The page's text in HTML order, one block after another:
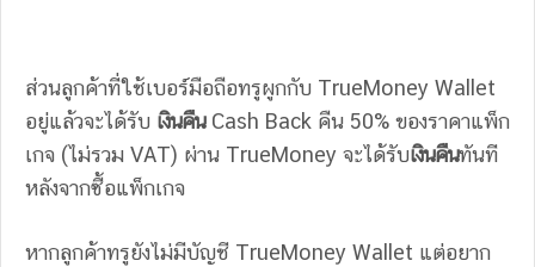
ส่วนลูกค้าที่ใช้เบอร์มือถือทรูผูกกับ TrueMoney Wallet
อยู่แล้วจะได้รับ เงินคืนCash Back คืน 50% ของราคาแพ็ก
เกจ (ไม่รวม VAT) ผ่าน TrueMoney จะได้รับเงินคืนทันที
หลังจากซื้อแพ็กเกจ
หากลูกค้าทรูยังไม่มีบัญชี TrueMoney Wallet แต่อยาก